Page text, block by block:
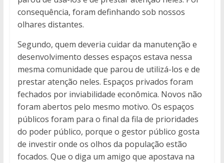
consequência, foram definhando sob nossos
olhares distantes.
Segundo, quem deveria cuidar da manutenção e
desenvolvimento desses espaços estava nessa
mesma comunidade que parou de utilizá-los e de
prestar atenção neles. Espaços privados foram
fechados por inviabilidade econômica. Novos não
foram abertos pelo mesmo motivo. Os espaços
públicos foram para o final da fila de prioridades
do poder público, porque o gestor público gosta
de investir onde os olhos da população estão
focados. Que o diga um amigo que apostava na